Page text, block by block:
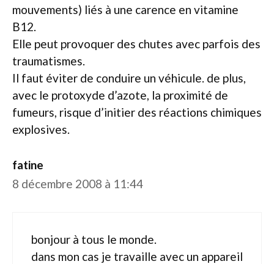
mouvements) liés à une carence en vitamine
B12.
Elle peut provoquer des chutes avec parfois des
traumatismes.
Il faut éviter de conduire un véhicule. de plus,
avec le protoxyde d’azote, la proximité de
fumeurs, risque d’initier des réactions chimiques
explosives.
fatine
8 décembre 2008 à 11:44
bonjour à tous le monde.
dans mon cas je travaille avec un appareil